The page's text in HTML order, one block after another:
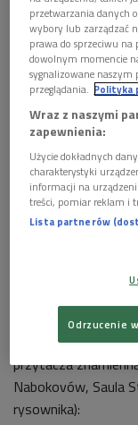
bawiła się,
wtórując jego
pasję w
wszędzie
lepiej niż on z
lepszym gustem
korespondencji z
więc owa słynna
spektakularny
trzydzieści lat za
Vladimira Nabokov
M. Próchniewicz,
, oprac. i
przytacza
Nabokovów, Saula
rysownika):
przetwarzania danych
wybory lub zarządzać
prawa do sprzeciwu na
dowolnym momencie
sygnalizowane
przeglądania. Polityka
Wraz z naszymi
zapewnienia:
Użycie dokładnych
charakterystyki
informacji na
treści, pomiar reklam i
Lista partnerów
Odrzucenie